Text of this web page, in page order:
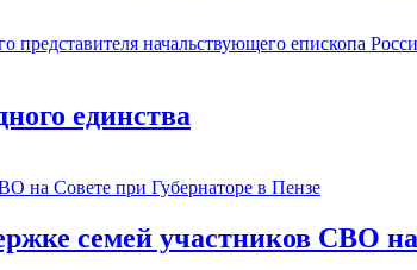
единства
семей участников СВО